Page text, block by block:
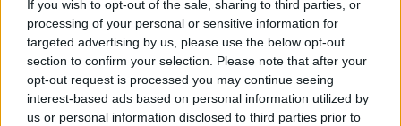
If you wish to opt-out of the sale, sharing to third parties, or
processing of your personal or sensitive information for
targeted advertising by us, please use the below opt-out
section to confirm your selection. Please note that after your
opt-out request is processed you may continue seeing
interest-based ads based on personal information utilized by
us or personal information disclosed to third parties prior to
από επαφή με κάποιο συστατικό του
εμβολίου (π.χ. με την πολυ-αιθυλενο-
γλυκόλη).
Άμεσης αλλεργικής αντίδρασης στην πολυ-
σορβάτη.